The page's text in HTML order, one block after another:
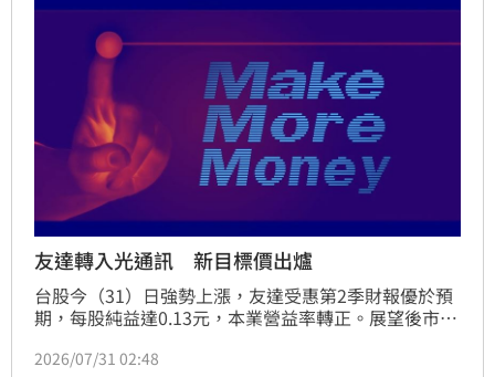
友達轉入光通訊 新目標價出爐
台股今（31）日強勢上漲，友達受惠第2季財報優於預
期，每股純益達0.13元，本業營益率轉正。展望後市，
戰。友達積極推動雙軸轉型，投入先進封裝與玻璃基板
2026/07/31 02:48